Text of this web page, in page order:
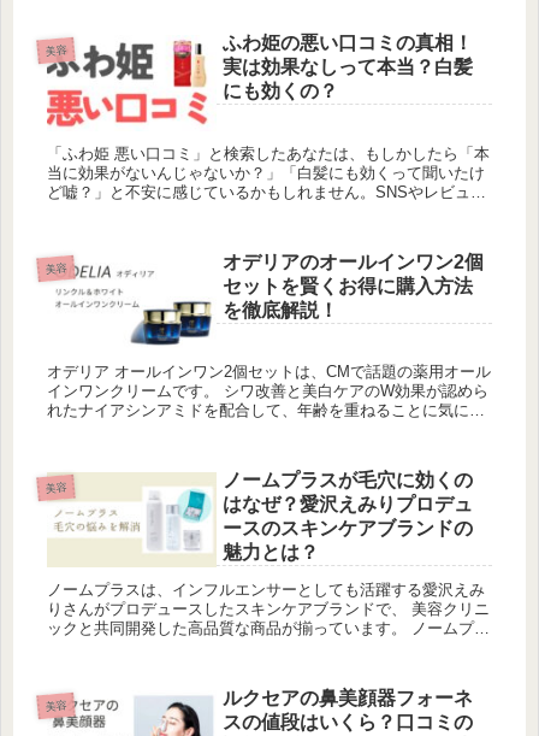
美容
ふわ姫の悪い口コミの真相！
実は効果なしって本当？白髪
にも効くの？
「ふわ姫 悪い口コミ」と検索したあなたは、もしかしたら「本
当に効果がないんじゃないか？」「白髪にも効くって聞いたけ
ど嘘？」と不安に感じているかもしれません。SNSやレビュー
美容
オデリアのオールインワン2個
セットを賢くお得に購入方法
を徹底解説！
オデリア オールインワン2個セットは、CMで話題の薬用オール
インワンクリームです。 シワ改善と美白ケアのW効果が認めら
れたナイアシンアミドを配合して、年齢を重ねることに気にな
美容
ノームプラスが毛穴に効くの
はなぜ？愛沢えみりプロデュ
ースのスキンケアブランドの
魅力とは？
ノームプラスは、インフルエンサーとしても活躍する愛沢えみ
りさんがプロデュースしたスキンケアブランドで、 美容クリニ
ックと共同開発した高品質な商品が揃っています。 ノームプラ
美容
ルクセアの鼻美顔器フォーネ
スの値段はいくら？口コミの